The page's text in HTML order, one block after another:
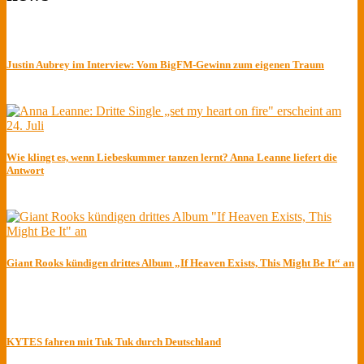
Justin Aubrey im Interview: Vom BigFM-Gewinn zum eigenen Traum
Wie klingt es, wenn Liebeskummer tanzen lernt? Anna Leanne liefert die
Antwort
Giant Rooks kündigen drittes Album „If Heaven Exists, This Might Be It“ an
KYTES fahren mit Tuk Tuk durch Deutschland